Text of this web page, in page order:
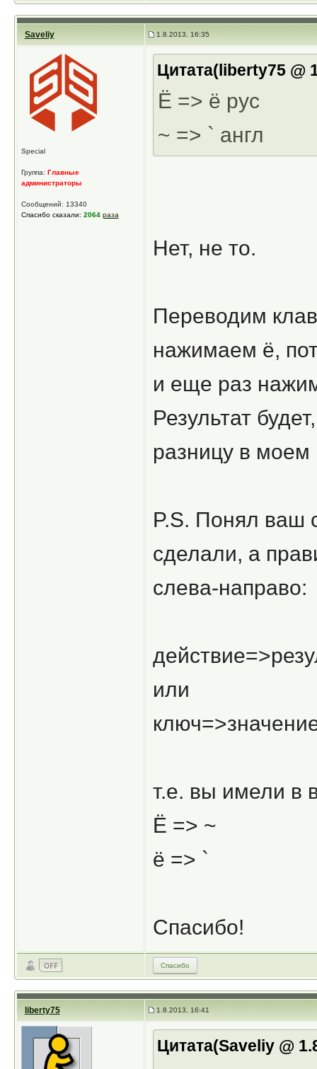
Saveliy 1.8.2013, 16:35
Special
Группа: Главные
администраторы
Сообщений: 13340
Спасибо сказали: 2064 раза
Цитата(liberty75 @
Ё => ё рус
~ => ` англ
Нет, не то.
Переводим
нажимаем ё,
и еще раз
Результат
разницу в
P.S. Понял ваш
сделали, а
слева-направо:
или
т.е. вы имели в
Ё => ~
ё => `
Спасибо!
Спасибо
liberty75 1.8.2013, 16:41
Цитата(Saveliy @